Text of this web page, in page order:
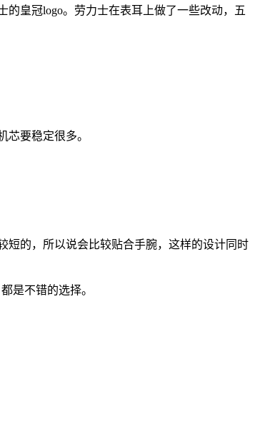
皇冠logo。劳力士在表耳上做了一些改动，五
芯要稳定很多。
短的，所以说会比较贴合手腕，这样的设计同时
是不错的选择。